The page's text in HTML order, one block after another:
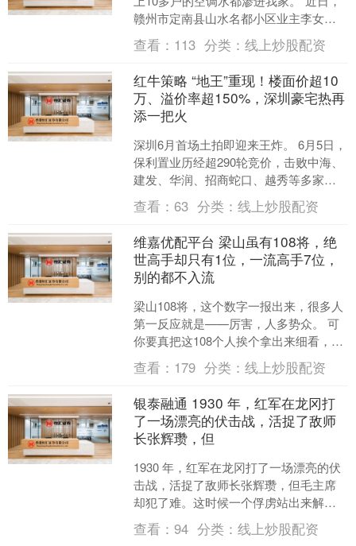
赣州市定南县山水名都小区业主李女士
在《问政江西》栏目发帖反映，自家卧
室渗水问题迟迟得不....
查看： 113 分类：线上炒股配资
红牛策略 “地王”重现！楼面价超10
万、溢价率超150%，深圳豪宅热再
添一把火
深圳6月首场土拍即迎来王炸。 6月5日，
保利置业历经超290轮竞价，击败中海、
建发、华润、招商蛇口、越秀等多家房
企，最终以57.72亿元的总价摘得南山科
技园地块....
查看：63 分类：线上炒股配资
维嘉优配平台 梁山虽有108将，绝
世高手却只有1位，一流高手7位，
别的都不入流
梁山108将，这个数字一报出来，很多人
第一反应就是——厉害，人多势众。 可
你要真把这108个人挨个拿出来细看，就
会发现里面的水分大得惊人。 有人靠刻
章写字混进来....
查看： 179 分类：线上炒股配资
银泰融通 1930 年，红军在龙冈打
了一场漂亮的伏击战，活捉了敌师
长张辉瓒，但
1930 年，红军在龙冈打了一场漂亮的伏
击战，活捉了敌师长张辉瓒，但毛主席
却犯了难。这时候一个俘虏站出来解了
燃眉之急，后来成了新中国的开国中
将，这到底是怎么回事....
查看：94 分类：线上炒股配资